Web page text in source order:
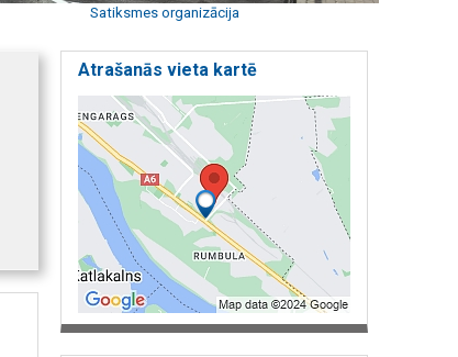
Satiksmes organizācija
Atrašanās vieta kartē